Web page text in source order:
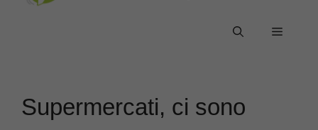
Menu
Supermercati, ci sono